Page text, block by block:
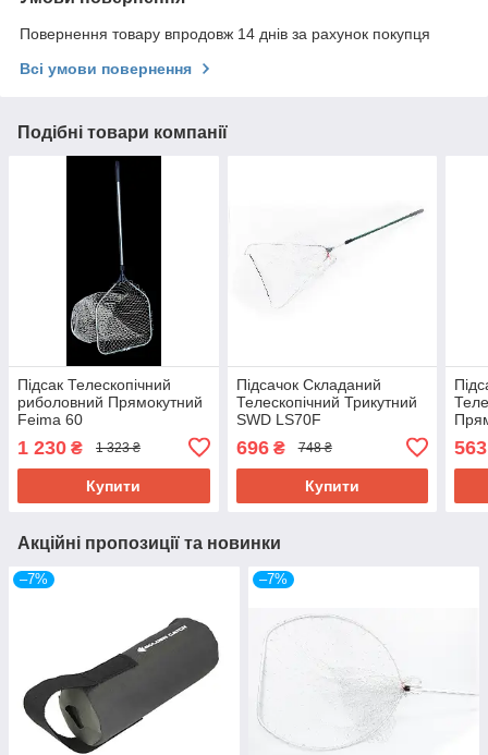
Повернення товару впродовж 14 днів за рахунок покупця
Всі умови повернення
Подібні товари компанії
Підсак Телескопічний
риболовний Прямокутний
Feima 60
1 230 ₴ 1 323 ₴
Купити
Підсачок Складаний
Телескопічний Трикутний
SWD LS70F
696₴ 748 ₴
Купити
563
Акційні пропозиції та новинки
–7% –7%